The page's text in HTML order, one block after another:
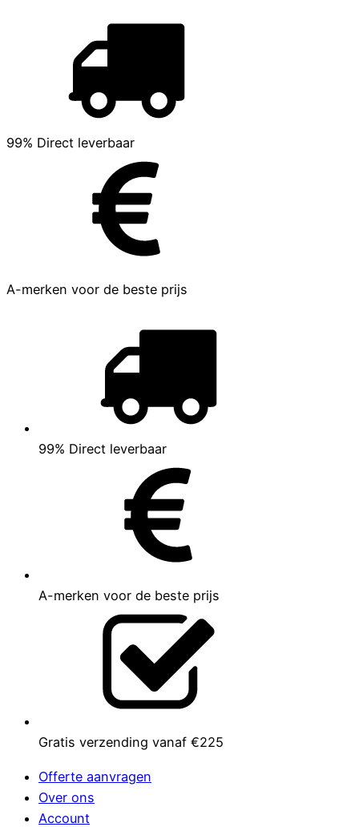
99% Direct leverbaar
A-merken voor de beste prijs
99% Direct leverbaar
A-merken voor de beste prijs
Gratis verzending vanaf €225
Offerte aanvragen
Over ons
Account